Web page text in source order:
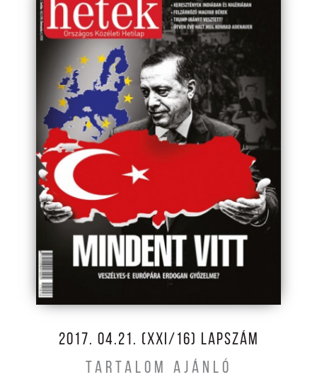
2017. 04.21. (XXI/16) LAPSZÁM
TARTALOM AJÁNLÓ